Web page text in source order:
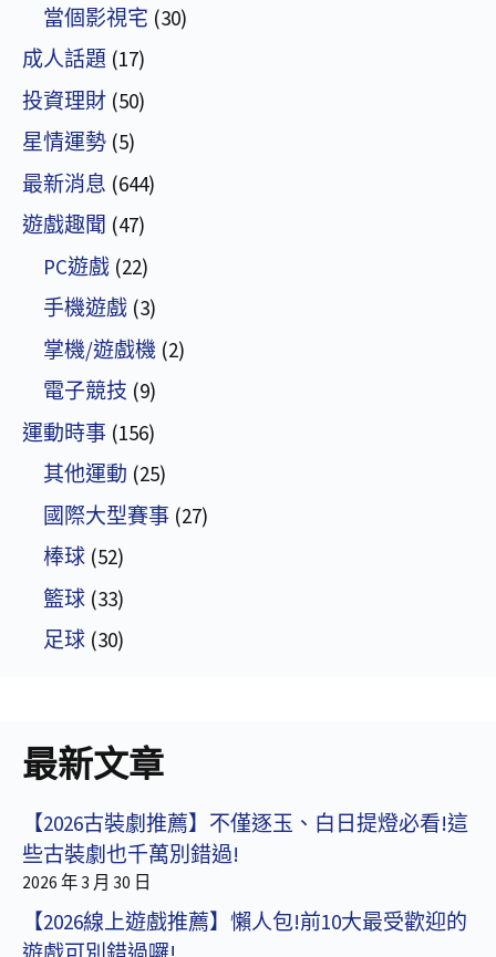
當個影視宅 (30)
成人話題 (17)
投資理財 (50)
星情運勢 (5)
最新消息 (644)
遊戲趣聞 (47)
PC遊戲 (22)
手機遊戲 (3)
掌機/遊戲機 (2)
電子競技 (9)
運動時事 (156)
其他運動 (25)
國際大型賽事 (27)
棒球 (52)
籃球 (33)
足球 (30)
最新文章
【2026古裝劇推薦】不僅逐玉、白日提燈必看!這
些古裝劇也千萬別錯過!
2026 年 3 月 30 日
【2026線上遊戲推薦】懶人包!前10大最受歡迎的